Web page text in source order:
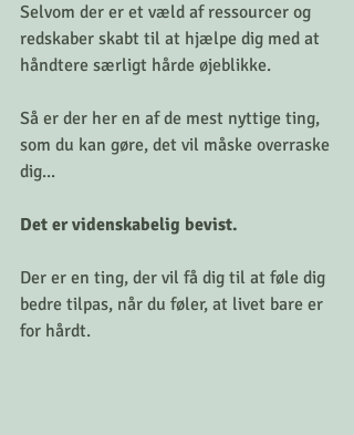
Selvom der er et væld af ressourcer og
redskaber skabt til at hjælpe dig med at
håndtere særligt hårde øjeblikke.
Så er der her en af de mest nyttige ting,
som du kan gøre, det vil måske overraske
dig...
Det er videnskabelig bevist.
Der er en ting, der vil få dig til at føle dig
bedre tilpas, når du føler, at livet bare er
for hårdt.